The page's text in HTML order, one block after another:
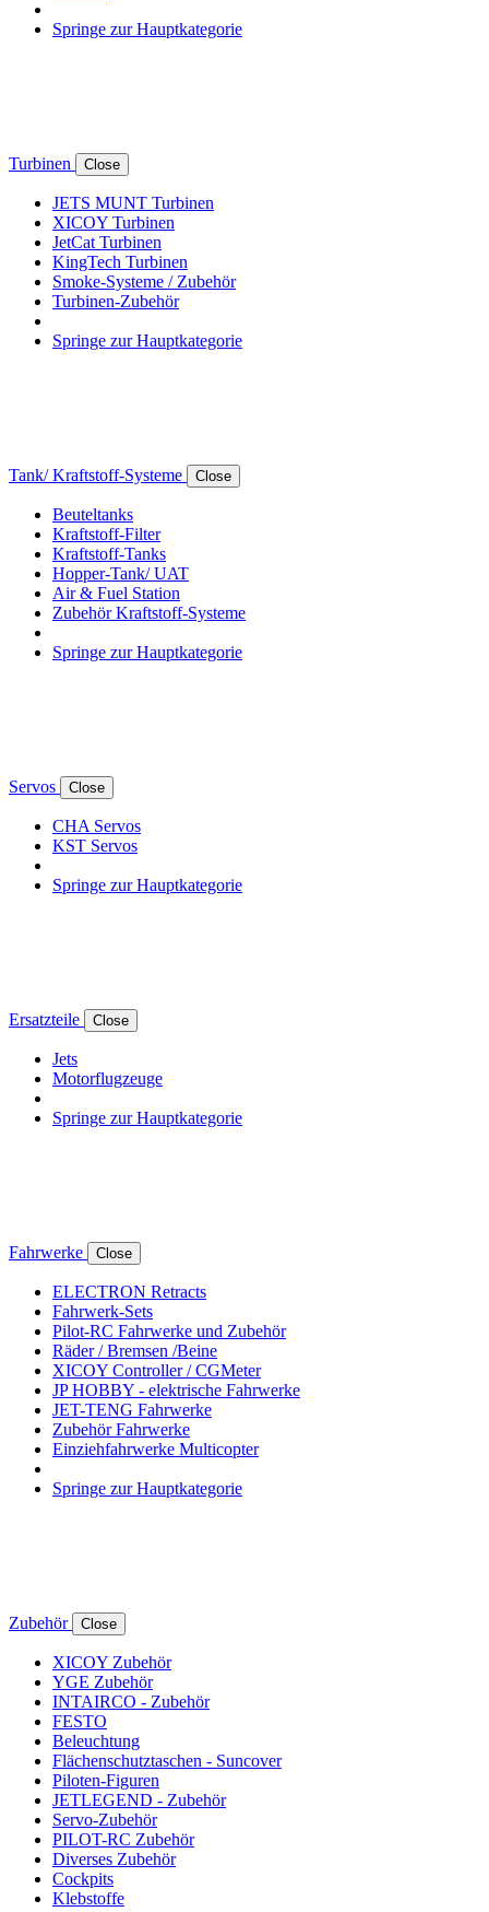
Springe zur Hauptkategorie
Turbinen Close
JETS MUNT Turbinen
XICOY Turbinen
JetCat Turbinen
KingTech Turbinen
Smoke-Systeme / Zubehör
Turbinen-Zubehör
Springe zur Hauptkategorie
Tank/ Kraftstoff-Systeme Close
Beuteltanks
Kraftstoff-Filter
Kraftstoff-Tanks
Hopper-Tank/ UAT
Air & Fuel Station
Zubehör Kraftstoff-Systeme
Springe zur Hauptkategorie
Servos Close
CHA Servos
KST Servos
Springe zur Hauptkategorie
Ersatzteile Close
Jets
Motorflugzeuge
Springe zur Hauptkategorie
Fahrwerke Close
ELECTRON Retracts
Fahrwerk-Sets
Pilot-RC Fahrwerke und Zubehör
Räder / Bremsen /Beine
XICOY Controller / CGMeter
JP HOBBY - elektrische Fahrwerke
JET-TENG Fahrwerke
Zubehör Fahrwerke
Einziehfahrwerke Multicopter
Springe zur Hauptkategorie
Zubehör Close
XICOY Zubehör
YGE Zubehör
INTAIRCO - Zubehör
FESTO
Beleuchtung
Flächenschutztaschen - Suncover
Piloten-Figuren
JETLEGEND - Zubehör
Servo-Zubehör
PILOT-RC Zubehör
Diverses Zubehör
Cockpits
Klebstoffe